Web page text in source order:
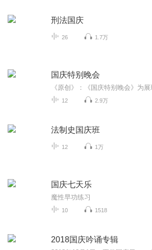
刑法国庆
26 1.7万
国庆特别晚会
12 2.9万
法制史国庆班
12 1万
国庆七天乐
魔性早功练习
10 1518
2018国庆吟诵专辑